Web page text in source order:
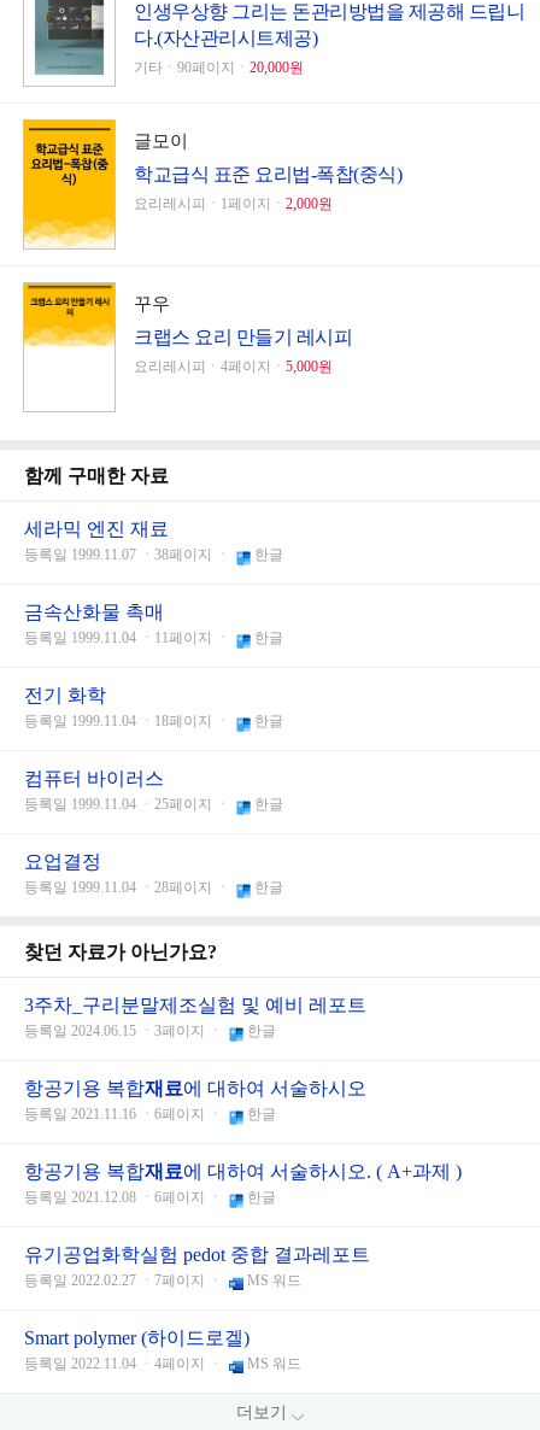
인생우상향 그리는 돈관리방법을 제공해 드립니
다.(자산관리시트제공)
기타ㆍ90페이지ㆍ 20,000원
글모이
학교급식 표준 요리법-폭찹(중식)
요리레시피ㆍ1페이지ㆍ 2,000원
꾸우
크랩스 요리 만들기 레시피
요리레시피ㆍ4페이지ㆍ 5,000원
함께 구매한 자료
세라믹 엔진 재료
등록일 1999.11.07 ㆍ38페이지 ㆍ 한글
금속산화물 촉매
등록일 1999.11.04 ㆍ11페이지 ㆍ 한글
전기 화학
등록일 1999.11.04 ㆍ18페이지 ㆍ 한글
컴퓨터 바이러스
등록일 1999.11.04 ㆍ25페이지 ㆍ 한글
요업결정
등록일 1999.11.04 ㆍ28페이지 ㆍ 한글
찾던 자료가 아닌가요?
3주차_구리분말제조실험 및 예비 레포트
등록일 2024.06.15 ㆍ3페이지 ㆍ 한글
항공기용 복합재료에 대하여 서술하시오
등록일 2021.11.16 ㆍ6페이지 ㆍ 한글
항공기용 복합재료에 대하여 서술하시오. ( A+과제 )
등록일 2021.12.08 ㆍ6페이지 ㆍ 한글
유기공업화학실험 pedot 중합 결과레포트
등록일 2022.02.27 ㆍ7페이지 ㆍ MS 워드
Smart polymer (하이드로겔)
등록일 2022.11.04 ㆍ4페이지 ㆍ MS 워드
더보기